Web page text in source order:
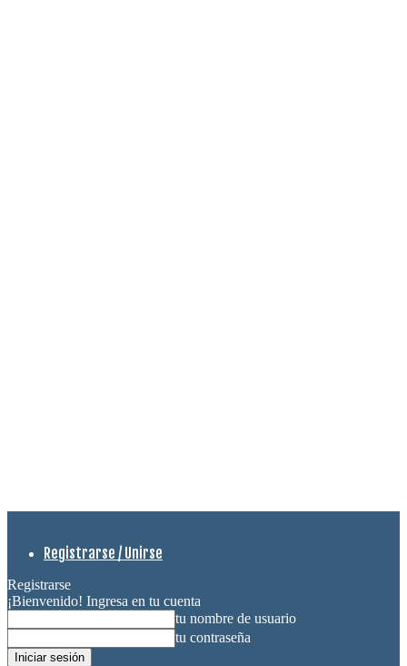
Registrarse / Unirse
Registrarse
¡Bienvenido! Ingresa en tu cuenta
tu nombre de usuario
tu contraseña